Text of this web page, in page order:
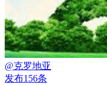
@克罗地亚
发布156条